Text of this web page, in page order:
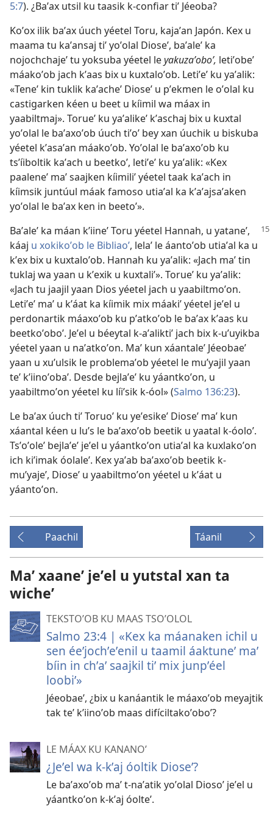
5:7). ¿Baʼax utsil ku taasik k-confiar tiʼ Jéeoba?
Koʼox ilik baʼax úuch yéetel Toru, kajaʼan Japón. Kex u
maama tu kaʼansaj tiʼ yoʼolal Dioseʼ, baʼaleʼ ka
nojochchajeʼ tu yoksuba yéetel leyakuzaʼoboʼ, letiʼobeʼ
máakoʼob jach kʼaas bix u kuxtaloʼob. Letiʼeʼ ku yaʼalik:
«Teneʼ kin tuklik kaʼacheʼ Dioseʼ u pʼekmen le oʼolal ku
castigarken kéen u beet u kíimil wa máax in
yaabiltmaj». Torueʼ ku yaʼalikeʼ kʼaschaj bix u kuxtal
yoʼolal le baʼaxoʼob úuch tiʼoʼ bey xan úuchik u biskuba
yéetel kʼasaʼan máakoʼob. Yoʼolal le baʼaxoʼob ku
tsʼíiboltik kaʼach u beetkoʼ, letiʼeʼ ku yaʼalik: «Kex
paaleneʼ maʼ saajken kíimiliʼ yéetel taak kaʼach in
kíimsik juntúul máak famoso utiaʼal ka kʼaʼajsaʼaken
yoʼolal le baʼax ken in beetoʼ».
Baʼaleʼ ka máan kʼiineʼ Toru yéetel Hannah, u yataneʼ,
káaj u xokikoʼob le Bibliaoʼ, lelaʼ le áantoʼob utiaʼal ka u
kʼex bix u kuxtaloʼob. Hannah ku yaʼalik: «Jach maʼ tin
tuklaj wa yaan u kʼexik u kuxtaliʼ». Torueʼ ku yaʼalik:
«Jach tu jaajil yaan Dios yéetel jach u yaabiltmoʼon.
Letiʼeʼ maʼ u kʼáat ka kíimik mix máakiʼ yéetel jeʼel u
perdonartik máaxoʼob ku pʼatkoʼob le baʼax kʼaas ku
beetkoʼoboʼ. Jeʼel u béeytal k-aʼaliktiʼ jach bix k-uʼuyikba
yéetel yaan u naʼatkoʼon. Maʼ kun xáantaleʼ Jéeobaeʼ
yaan u xuʼulsik le problemaʼob yéetel le muʼyajil yaan
teʼ kʼiinoʼobaʼ. Desde bejlaʼeʼ ku yáantkoʼon, u
yaabiltmoʼon yéetel ku líiʼsik k-óol» (Salmo 136:23).
Le baʼax úuch tiʼ Toruoʼ ku yeʼesikeʼ Dioseʼ maʼ kun
xáantal kéen u luʼs le baʼaxoʼob beetik u yaatal k-óoloʼ.
Tsʼoʼoleʼ bejlaʼeʼ jeʼel u yáantkoʼon utiaʼal ka kuxlakoʼon
ich kiʼimak óolaleʼ. Kex yaʼab baʼaxoʼob beetik k-
muʼyajeʼ, Dioseʼ u yaabiltmoʼon yéetel u kʼáat u
yáantoʼon.
Paachil Táanil
Maʼ xaaneʼ jeʼel u yutstal xan ta
wicheʼ
TEKSTOʼOB KU MAAS TSOʼOLOL
Salmo 23:4 | «Kex ka máanaken ichil u
sen éeʼjochʼeʼenil u taamil áaktuneʼ maʼ
bíin in chʼaʼ saajkil tiʼ mix junpʼéel
loobiʼ»
Jéeobaeʼ, ¿bix u kanáantik le máaxoʼob meyajtik
tak teʼ kʼiinoʼob maas difíciltakoʼoboʼ?
LE MÁAX KU KANANOʼ
¿Jeʼel wa k-kʼaj óoltik Dioseʼ?
Le baʼaxoʼob maʼ t-naʼatik yoʼolal Diosoʼ jeʼel u
yáantkoʼon k-kʼaj óolteʼ.